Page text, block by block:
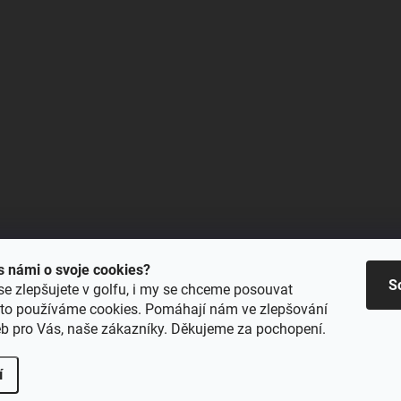
námi o svoje cookies?
zlepšujete v golfu, i my se chceme posouvat
používáme cookies. Pomáhají nám ve zlepšování
pro Vás, naše zákazníky. Děkujeme za pochopení.
Upravit nastavení cookies